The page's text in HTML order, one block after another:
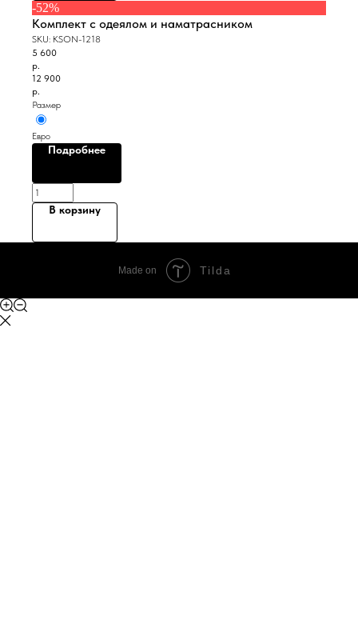
-52%
Комплект с одеялом и наматрасником
SKU: KSON-1218
5 600
р.
12 900
р.
Размер
Евро
Подробнее
В корзину
Made on Tilda